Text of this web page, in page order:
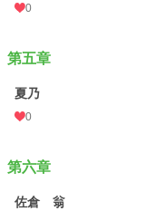
0
第五章
夏乃
0
第六章
佐倉 翁